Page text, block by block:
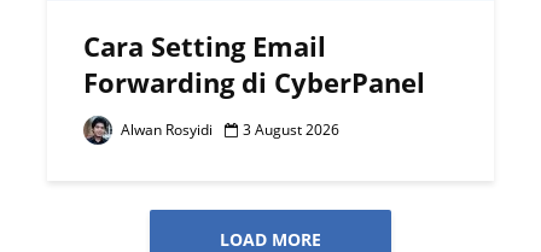
Cara Setting Email
Forwarding di CyberPanel
Alwan Rosyidi 3 August 2026
LOAD MORE